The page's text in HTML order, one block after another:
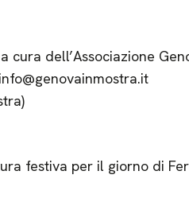
cura dell’Associazione
festiva per il giorno di